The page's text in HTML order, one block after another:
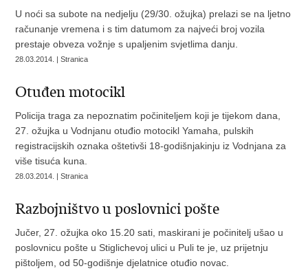
U noći sa subote na nedjelju (29/30. ožujka) prelazi se na ljetno
računanje vremena i s tim datumom za najveći broj vozila
prestaje obveza vožnje s upaljenim svjetlima danju.
28.03.2014. | Stranica
Otuđen motocikl
Policija traga za nepoznatim počiniteljem koji je tijekom dana,
27. ožujka u Vodnjanu otuđio motocikl Yamaha, pulskih
registracijskih oznaka oštetivši 18-godišnjakinju iz Vodnjana za
više tisuća kuna.
28.03.2014. | Stranica
Razbojništvo u poslovnici pošte
Jučer, 27. ožujka oko 15.20 sati, maskirani je počinitelj ušao u
poslovnicu pošte u Stiglichevoj ulici u Puli te je, uz prijetnju
pištoljem, od 50-godišnje djelatnice otuđio novac.